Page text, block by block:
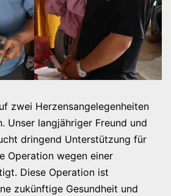
zwei Herzensangelegenheiten
Unser langjähriger Freund und
dringend Unterstützung für
Operation wegen einer
Diese Operation ist
zukünftige Gesundheit und